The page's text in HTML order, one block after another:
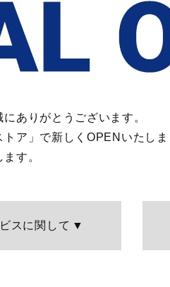
ありがとうございます。
ア」で新しくOPENいたしま
す。
スに関して